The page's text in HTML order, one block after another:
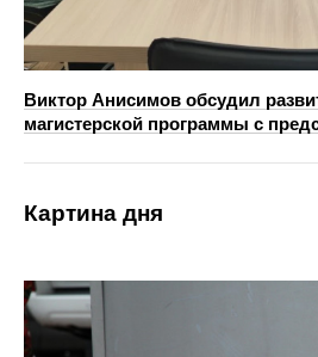
Виктор Анисимов обсудил
магистерской программы с
Картина дня